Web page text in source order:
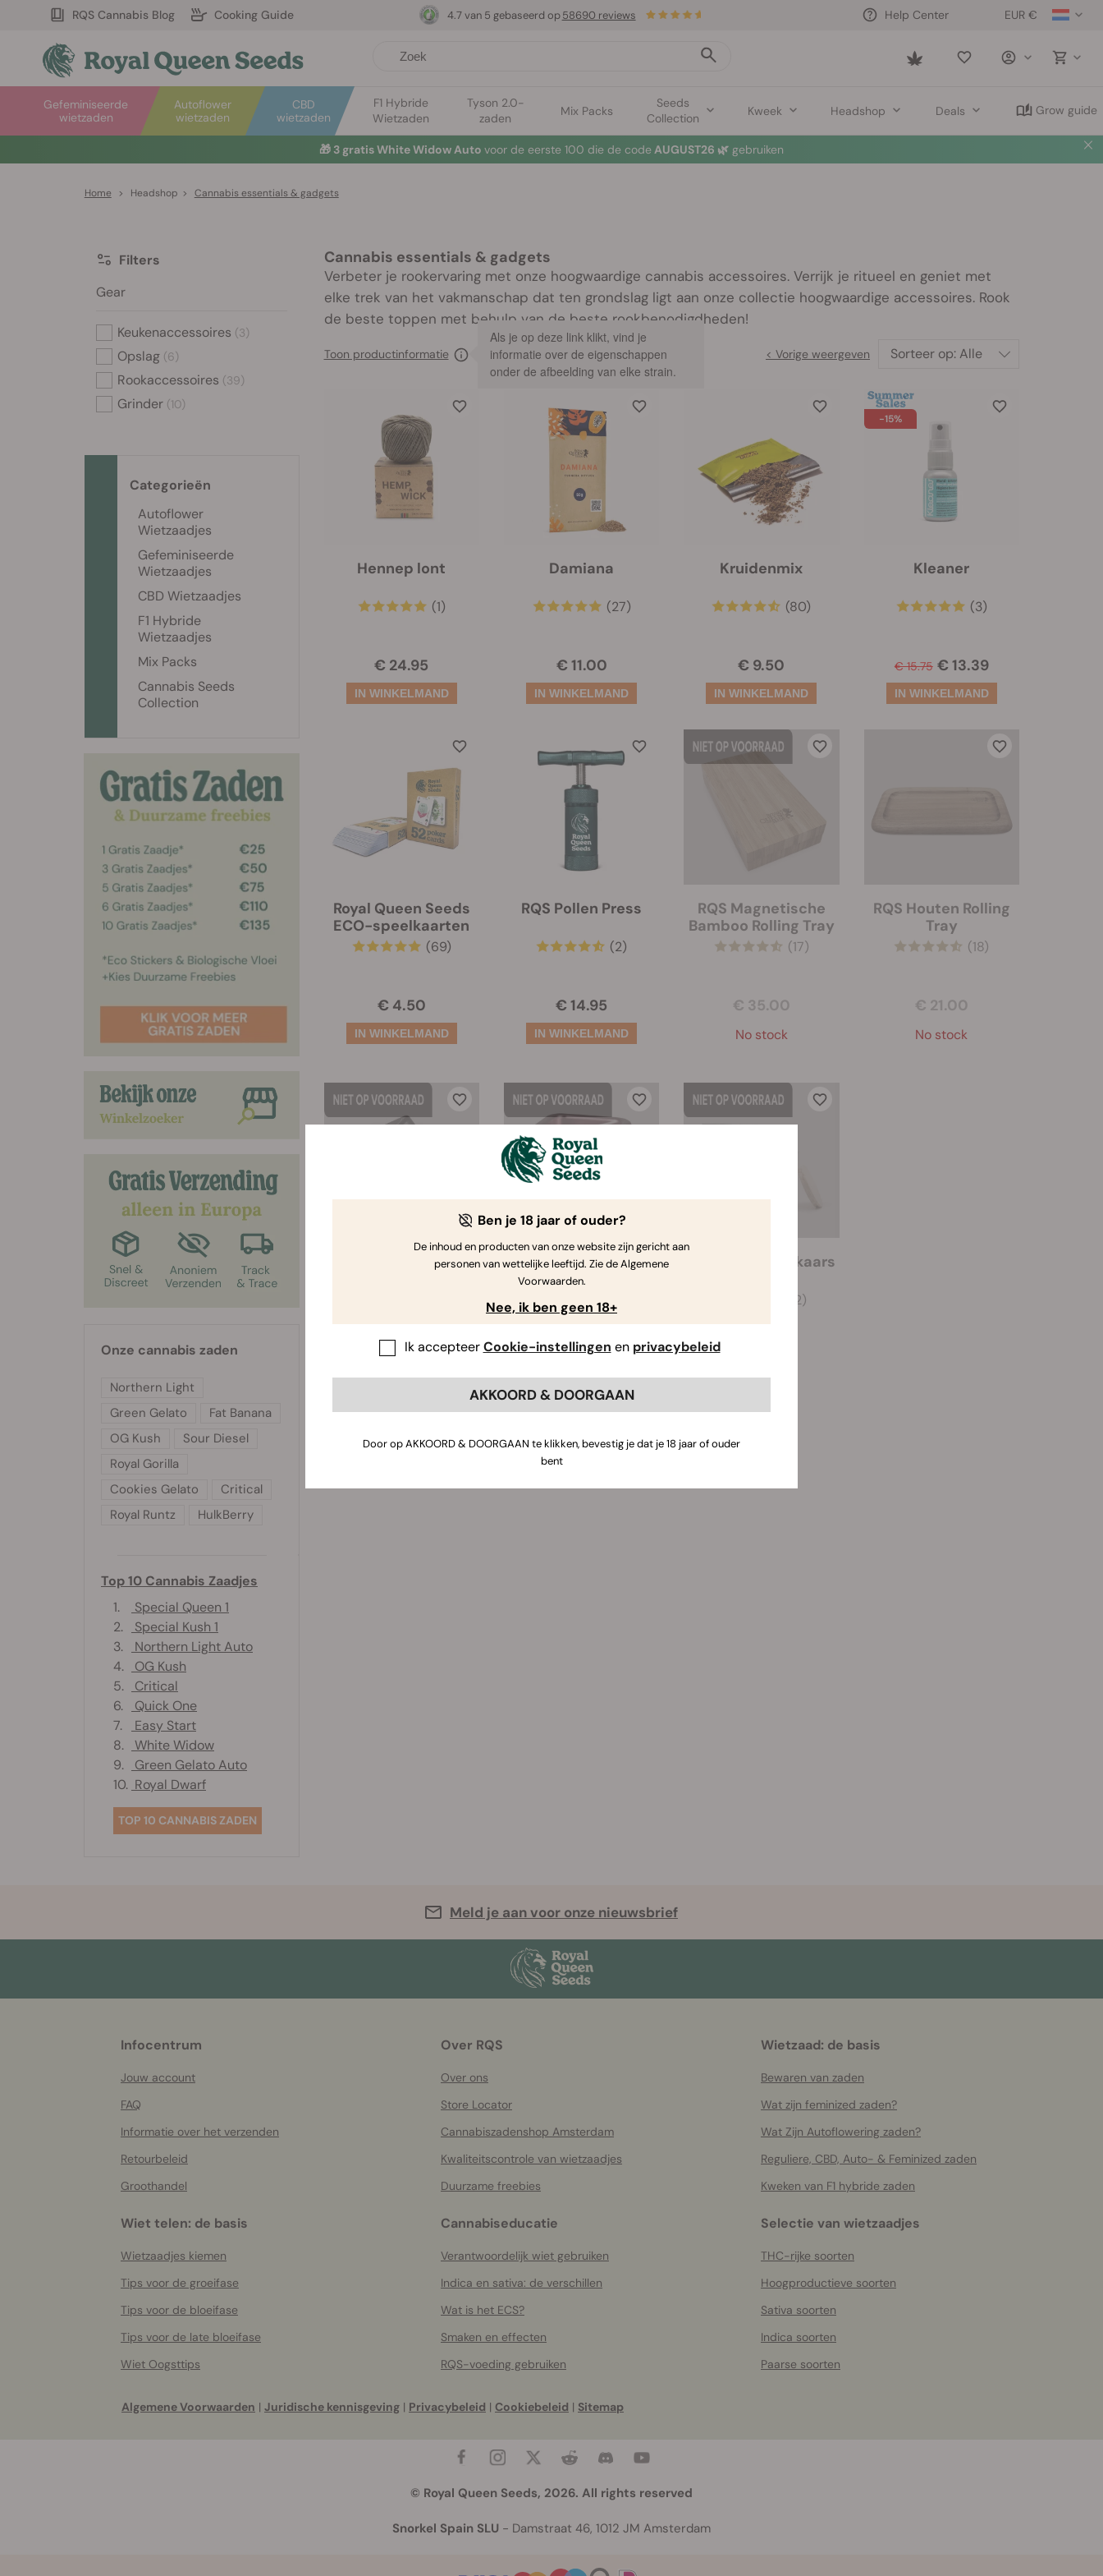
RQS Cannabis Blog Cooking Guide EUR €
Help Center
Saved
Autoflower
wietzaden
Gefeminiseerde
wietzaden
CBD
wietzaden
F1 Hybride
Wietzaden
Tyson 2.0-
zaden
Mix Packs
Seeds
Collection
Kweek Headshop Deals Grow guide
4.7 van 5 gebaseerd op 58690 reviews
🎁 3 gratis White Widow Auto voor de eerste 100 die de code AUGUST26 🌿 gebruiken
Home > Headshop > Cannabis essentials & gadgets
Cannabis essentials & gadgets
Verbeter je rookervaring met onze hoogwaardige cannabis accessoires. Verrijk je ritueel en geniet met
elke trek van het vakmanschap dat ten grondslag ligt aan onze collectie hoogwaardige accessoires. Rook
de beste toppen met behulp van de beste rookbenodigdheden!
Toon productinformatie
Als je op deze link klikt, vind je
informatie over de eigenschappen
onder de afbeelding van elke strain.
< Vorige weergeven Sorteer op:Alle
Hennep lont
(1)
€ 24.95
Damiana
(27)
€ 11.00
Kruidenmix
(80)
€ 9.50
-15%
Kleaner
(3)
€ 15.75 € 13.39
Royal Queen Seeds
ECO-speelkaarten
(69)
€ 4.50
RQS Pollen Press
(2)
€ 14.95
RQS Magnetische
Bamboo Rolling Tray
(17)
€ 35.00
No stock
RQS Houten Rolling
Tray
(18)
€ 21.00
No stock
Krush Kube Grinder
€ 45.00
Grinder Krush Kube
3.0
€ 69.95
No stock
Vegan hennep kaars
(2)
Filters
Gear
Keukenaccessoires (3)
Opslag (6)
Rookaccessoires (39)
Grinder (10)
Categorieën
Autoflower
Wietzaadjes
Gefeminiseerde
Wietzaadjes
CBD Wietzaadjes
F1 Hybride
Wietzaadjes
Mix Packs
Cannabis Seeds
Collection
Onze cannabis zaden
Northern Light
Green Gelato
Fat Banana
OG Kush
Sour Diesel
Royal Gorilla
Cookies Gelato
Critical
Royal Runtz
HulkBerry
Top 10 Cannabis Zaadjes
1.
Special Queen 1
2.
Special Kush 1
3.
Northern Light Auto
4.
OG Kush
5.
Critical
6.
Quick One
7.
Easy Start
8.
White Widow
9.
Green Gelato Auto
10. Royal Dwarf
TOP 10 CANNABIS ZADEN
Meld je aan voor onze nieuwsbrief
Infocentrum
Jouw account
FAQ
Informatie over het verzenden
Retourbeleid
Groothandel
Over RQS
Over ons
Store Locator
Cannabiszadenshop Amsterdam
Kwaliteitscontrole van wietzaadjes
Duurzame freebies
Wietzaad: de basis
Bewaren van zaden
Wat zijn feminized zaden?
Wat Zijn Autoflowering zaden?
Reguliere, CBD, Auto- & Feminized zaden
Kweken van F1 hybride zaden
Wiet telen: de basis
Wietzaadjes kiemen
Tips voor de groeifase
Tips voor de bloeifase
Tips voor de late bloeifase
Wiet Oogsttips
Cannabiseducatie
Verantwoordelijk wiet gebruiken
Indica en sativa: de verschillen
Wat is het ECS?
Smaken en effecten
RQS-voeding gebruiken
Selectie van wietzaadjes
THC-rijke soorten
Hoogproductieve soorten
Sativa soorten
Indica soorten
Paarse soorten
Algemene Voorwaarden | Juridische kennisgeving | Privacybeleid | Cookiebeleid | Sitemap
© Royal Queen Seeds, 2026. All rights reserved
Snorkel Spain SLU - Damstraat 46, 1012 JM Amsterdam
Ben je 18 jaar of ouder?
De inhoud en producten van onze website zijn gericht aan
personen van wettelijke leeftijd. Zie de Algemene
Voorwaarden.
Nee, ik ben geen 18+
Ik accepteerCookie-instellingen en privacybeleid
AKKOORD & DOORGAAN
Door op AKKOORD & DOORGAAN te klikken, bevestig je dat je 18 jaar of ouder
bent